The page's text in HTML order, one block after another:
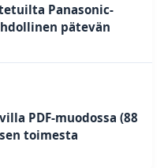
Panasonic-
pätevän
PDF-muodossa (88
toimesta